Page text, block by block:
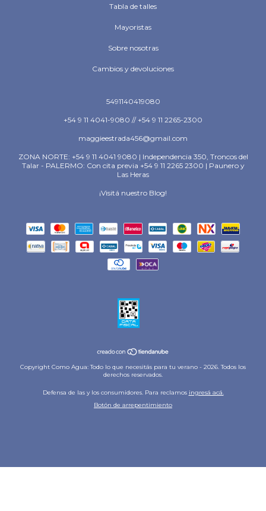
Tabla de talles
Mayoristas
Sobre nosotras
Cambios y devoluciones
5491140419080
+54 9 11 4041-9080 // +54 9 11 2265-2300
maggieestrada456@gmail.com
ZONA NORTE: +54 9 11 4041 9080 | Independencia 350, Troncos del
Talar - PALERMO: Con cita previa +54 9 11 2265 2300 | Paunero y
Las Heras
¡Visitá nuestro Blog!
Copyright Como Agua: Todo lo que necesitás para tu verano - 2026. Todos los
derechos reservados.
Defensa de las y los consumidores. Para reclamos ingresá acá.
Botón de arrepentimiento